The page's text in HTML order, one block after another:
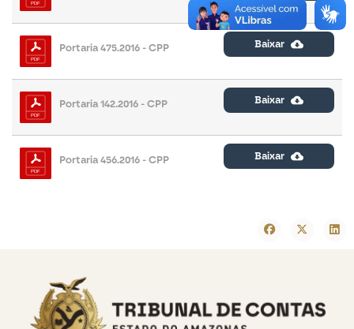
Portaria 475.2016 - CPP Baixar
Portaria 142.2016 - CPP Baixar
Portaria 456.2016 - CPP Baixar